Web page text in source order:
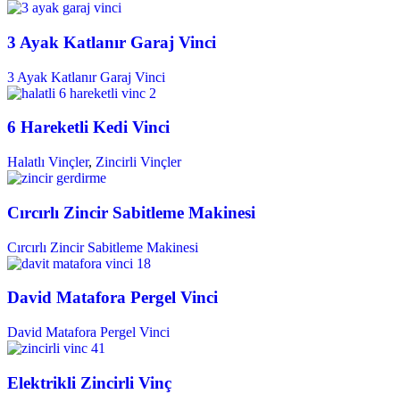
3 Ayak Katlanır Garaj Vinci
3 Ayak Katlanır Garaj Vinci
6 Hareketli Kedi Vinci
Halatlı Vinçler, Zincirli Vinçler
Cırcırlı Zincir Sabitleme Makinesi
Cırcırlı Zincir Sabitleme Makinesi
David Matafora Pergel Vinci
David Matafora Pergel Vinci
Elektrikli Zincirli Vinç